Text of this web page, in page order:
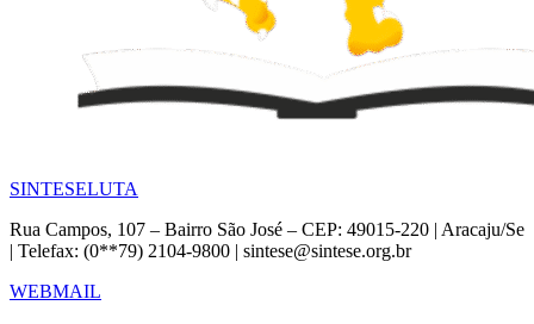
SINTESELUTA
Rua Campos, 107 – Bairro São José – CEP: 49015-220 | Aracaju/Se
| Telefax: (0**79) 2104-9800 | sintese@sintese.org.br
WEBMAIL